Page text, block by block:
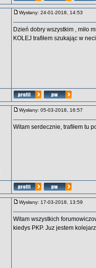
Wysłany: 24-01-2018, 14:53
Dzień dobry wszystkim , miło
KOLEJ trafiłem szukając w
Wysłany: 05-03-2018, 16:57
Witam serdecznie, trafiłem tu
Wysłany: 17-03-2018, 13:59
Witam wszystkich
kiedys PKP. Juz jestem